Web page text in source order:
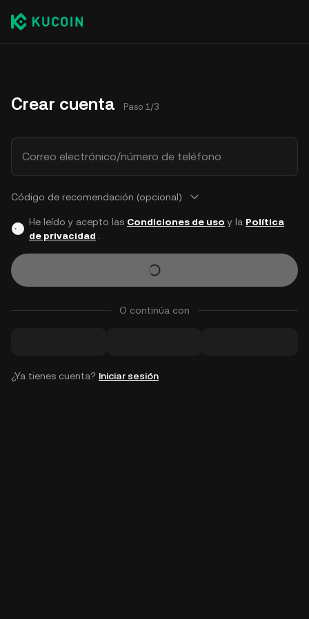
Crear cuenta Paso 1/3
Correo electrónico/número de teléfono
Código de recomendación (opcional)
He leído y acepto las Condiciones de uso y la Política
de privacidad
O continúa con
¿Ya tienes cuenta? Iniciar sesión